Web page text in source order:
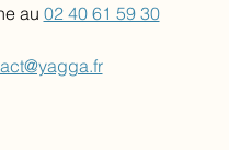
au 02 40 61 59 30